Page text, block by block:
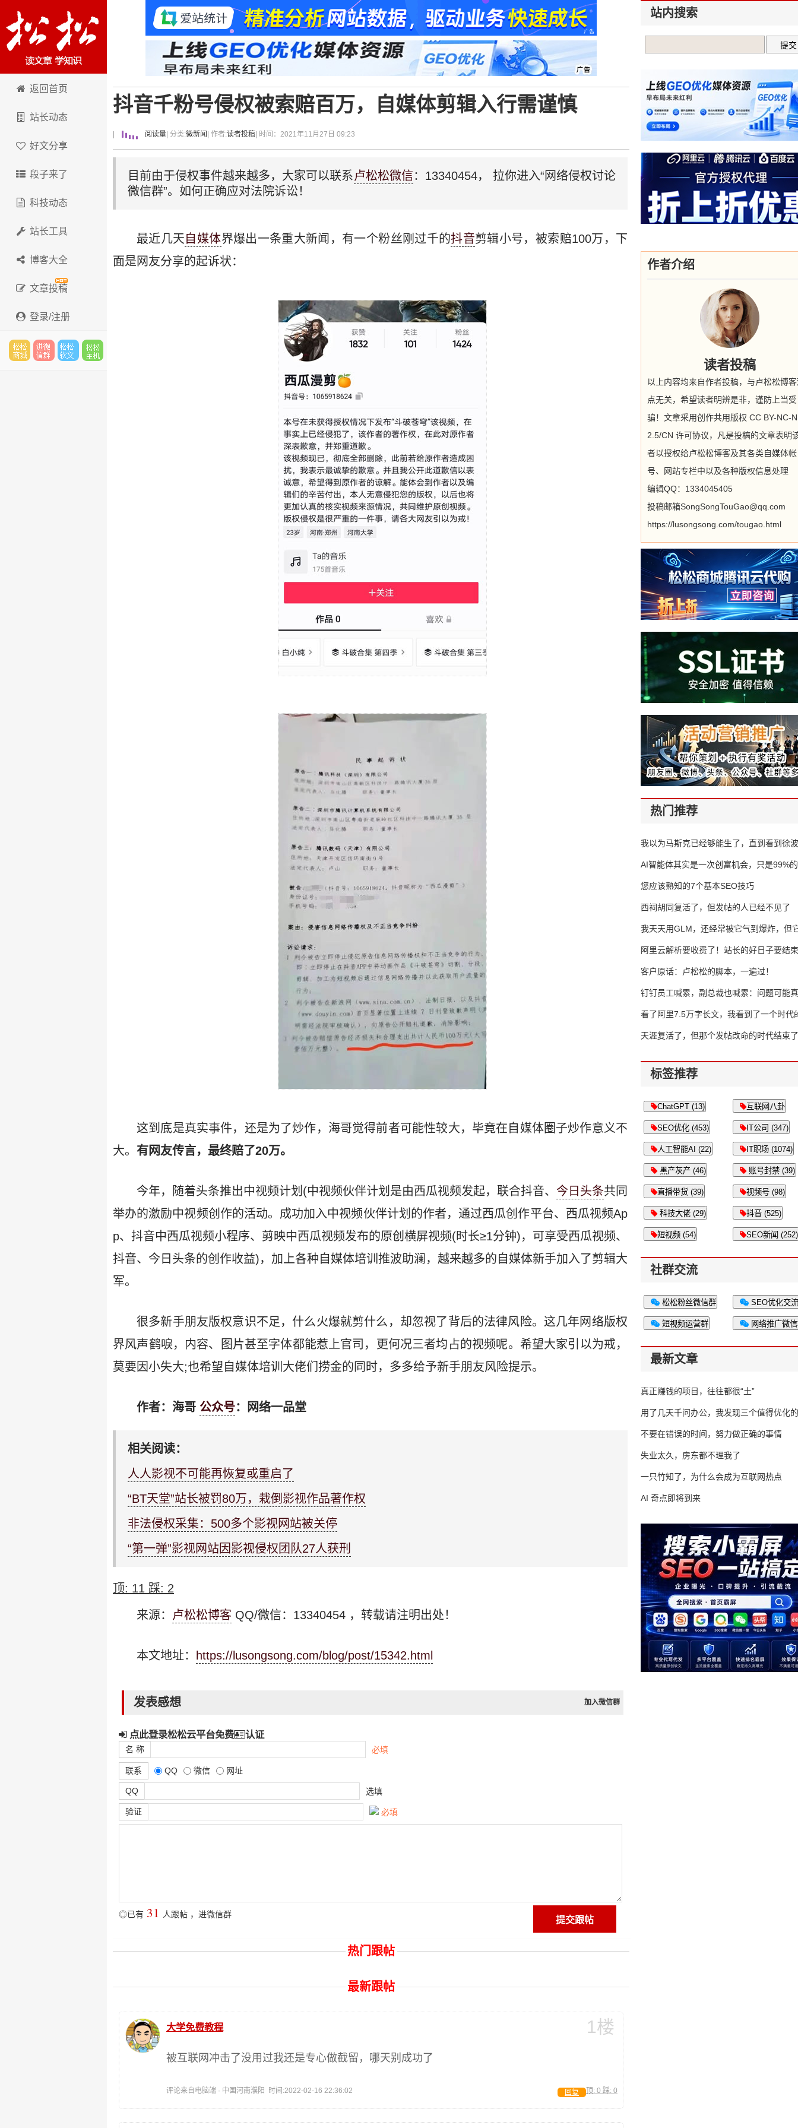
卢松松博客
返回首页
站长动态
好文分享
段子来了
科技动态
站长工具
博客大全
文章投稿
登录/注册
抖音千粉号侵权被索赔百万，自媒体剪辑入行需谨慎
阅读量 | 分类:微新闻 | 作者:读者投稿 | 时间：2021年11月27日 09:23
目前由于侵权事件越来越多，大家可以联系卢松松微信：13340454， 拉你进入“网络侵权讨论
微信群”。如何正确应对法院诉讼！
最近几天 自媒体界爆出一条重大新闻，有一个粉丝刚过千的抖音剪辑小号，被索赔100万，下
面是网友分享的起诉状：
这到底是真实事件，还是为了炒作，海哥觉得前者可能性较大，毕竟在自媒体圈子炒作意义不
大。 有网友传言，最终赔了20万。
今年，随着头条推出中视频计划(中视频伙伴计划是由西瓜视频发起，联合抖音、 今日头条共同
举办的激励中视频创作的活动。成功加入中视频伙伴计划的作者，通过西瓜创作平台、西瓜视频Ap
p、抖音中西瓜视频小程序、剪映中西瓜视频发布的原创横屏视频(时长≥1分钟)，可享受西瓜视频、
抖音、今日头条的创作收益)，加上各种自媒体培训推波助澜，越来越多的自媒体新手加入了剪辑大
军。
很多新手朋友版权意识不足，什么火爆就剪什么，却忽视了背后的法律风险。这几年网络版权
界风声鹤唳，内容、图片甚至字体都能惹上官司，更何况三者均占的视频呢。希望大家引以为戒，
莫要因小失大;也希望自媒体培训大佬们捞金的同时，多多给予新手朋友风险提示。
作者：海哥 公众号：网络一品堂
相关阅读：
人人影视不可能再恢复或重启了
“BT天堂”站长被罚80万，栽倒影视作品著作权
非法侵权采集：500多个影视网站被关停
“第一弹”影视网站因影视侵权团队27人获刑
顶: 11 踩: 2
来源： 卢松松博客 QQ/微信：13340454 ，转载请注明出处！
本文地址： https://lusongsong.com/blog/post/15342.html
发表感想 加入微信群
点此登录松松云平台免费 认证
名 称 必填
联系 QQ 微信 网址
QQ 选填
验证 必填
◎已有 31 人跟帖 ， 进微信群
热门跟帖
最新跟帖
1楼
大学免费教程
被互联网冲击了没用过我还是专心做截留，哪天别成功了
评论来自电脑端 · 中国河南濮阳 时间:2022-02-16 22:36:02 顶: 0 踩: 0
回复
站内搜索
作者介绍
读者投稿
以上内容均来自作者投稿，与卢松松博
点无关，希望读者明辨是非，谨防上当受
骗！文章采用创作共用版权 CC BY-NC-
2.5/CN 许可协议，凡是投稿的文章表明
者以授权给卢松松博客及其各类自媒体帐
号、网站专栏中以及各种版权信息处理
编辑QQ：1334045405
投稿邮箱SongSongTouGao@qq.com
https://lusongsong.com/tougao.html
热门推荐
我以为马斯克已经够能生了，直到看到
AI智能体其实是一次创富机会，只是99%
错过了
您应该熟知的7个基本SEO技巧
西祠胡同复活了，但发帖的人已经不见了
我天天用GLM，还经常被它气到爆炸，但
16万亿
阿里云解析要收费了！站长的好日子要结
客户原话：卢松松的脚本，一遍过！
钉钉员工喊累，副总裁也喊累：问题可能
了
看了阿里7.5万字长文，我看到了一个时代
天涯复活了，但那个发帖改命的时代结束了
标签推荐
ChatGPT (13) 互联网八卦
SEO优化 (453) IT公司 (347)
人工智能AI (22) IT职场 (1074)
黑产灰产 (46) 账号封禁 (39)
直播带货 (39) 视频号 (98)
科技大佬 (29) 抖音 (525)
短视频 (54) SEO新闻 (252)
社群交流
松松粉丝微信群 SEO优化交
短视频运营群 网络推广微
最新文章
真正赚钱的项目，往往都很“土”
用了几天千问办公，我发现三个值得优化
不要在错误的时间，努力做正确的事情
失业太久，房东都不理我了
一只竹知了，为什么会成为互联网热点
AI 奇点即将到来